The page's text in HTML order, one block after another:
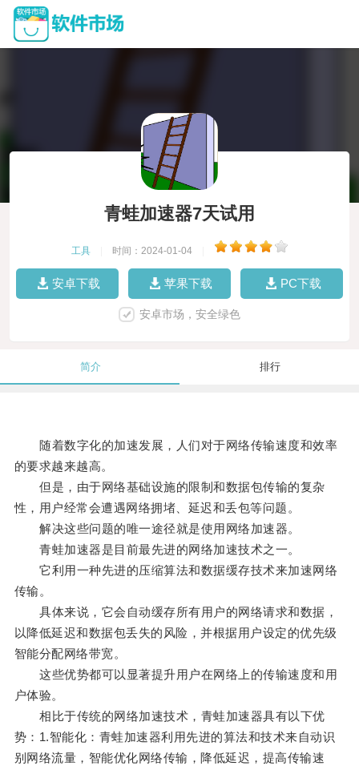
青蛙加速器7天试用
工具 时间：2024-01-04
安卓下载 苹果下载 PC下载
安卓市场，安全绿色
简介 排行
随着数字化的加速发展，人们对于网络传输速度和效率
的要求越来越高。
但是，由于网络基础设施的限制和数据包传输的复杂
性，用户经常会遭遇网络拥堵、延迟和丢包等问题。
解决这些问题的唯一途径就是使用网络加速器。
青蛙加速器是目前最先进的网络加速技术之一。
它利用一种先进的压缩算法和数据缓存技术来加速网络
传输。
具体来说，它会自动缓存所有用户的网络请求和数据，
以降低延迟和数据包丢失的风险，并根据用户设定的优先级
智能分配网络带宽。
这些优势都可以显著提升用户在网络上的传输速度和用
户体验。
相比于传统的网络加速技术，青蛙加速器具有以下优
势：1.智能化：青蛙加速器利用先进的算法和技术来自动识
别网络流量，智能优化网络传输，降低延迟，提高传输速